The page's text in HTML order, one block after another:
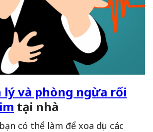
lý và phòng ngừa rối
tại nhà
có thể làm để xoa dịu các